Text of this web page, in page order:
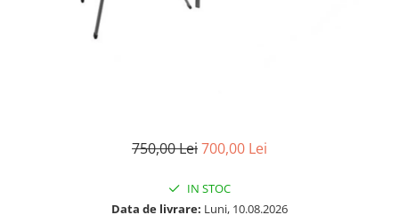
750,00 Lei700,00 Lei
IN STOC
Data de livrare: Luni, 10.08.2026